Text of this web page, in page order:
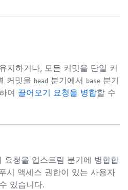
지하거나, 모든 커밋을 단일 커
커밋을 head 분기에서 base 분기
여 끌어오기 요청을 병합할 수
요청을 업스트림 분기에 병합합
시 액세스 권한이 있는 사용자
있습니다.